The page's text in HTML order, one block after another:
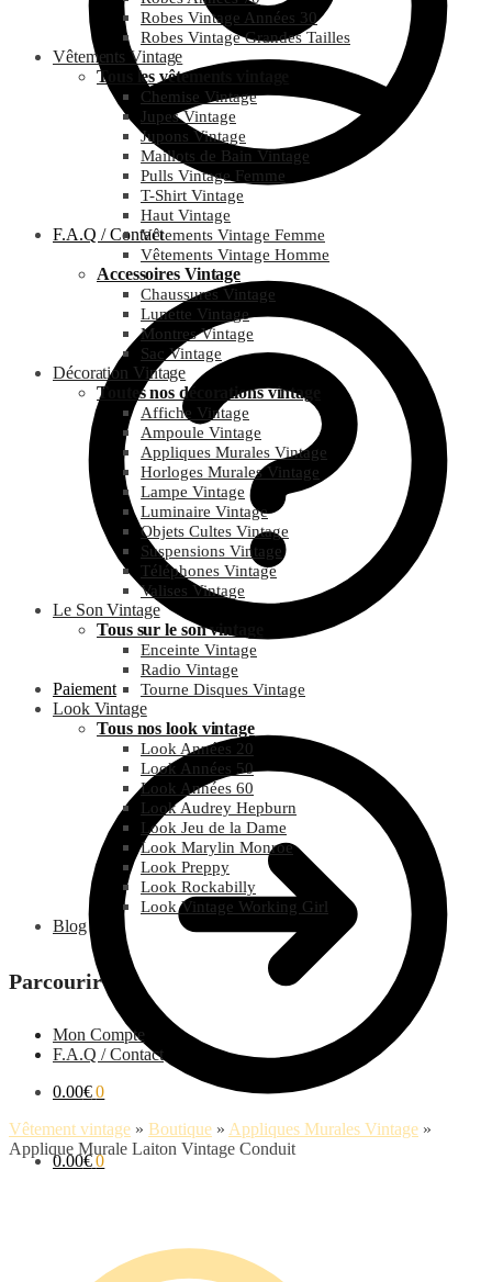
F.A.Q / Contact
Paiement
0.00€ 0
Robes Vintage Années 30
Robes Vintage Grandes Tailles
Vêtements Vintage
Tous les vêtements vintage
Chemise Vintage
Jupes Vintage
Jupons Vintage
Maillots de Bain Vintage
Pulls Vintage Femme
T-Shirt Vintage
Haut Vintage
Vêtements Vintage Femme
Vêtements Vintage Homme
Accessoires Vintage
Chaussures Vintage
Lunette Vintage
Montres Vintage
Sac Vintage
Décoration Vintage
Toutes nos décorations vintage
Affiche Vintage
Ampoule Vintage
Appliques Murales Vintage
Horloges Murales Vintage
Lampe Vintage
Luminaire Vintage
Objets Cultes Vintage
Suspensions Vintage
Téléphones Vintage
Valises Vintage
Le Son Vintage
Tous sur le son vintage
Enceinte Vintage
Radio Vintage
Tourne Disques Vintage
Look Vintage
Tous nos look vintage
Look Années 20
Look Années 50
Look Années 60
Look Audrey Hepburn
Look Jeu de la Dame
Look Marylin Monroe
Look Preppy
Look Rockabilly
Look Vintage Working Girl
Blog
Parcourir
Mon Compte
F.A.Q / Contact
0.00€ 0
Vêtement vintage » Boutique » Appliques Murales Vintage »
Applique Murale Laiton Vintage Conduit